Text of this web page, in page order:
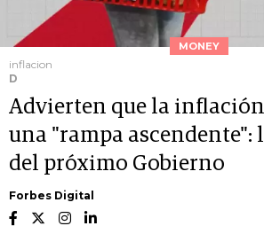
MONEY
inflacion
D
Advierten que la
una "rampa ascendente":
del próximo Gobierno
Forbes Digital